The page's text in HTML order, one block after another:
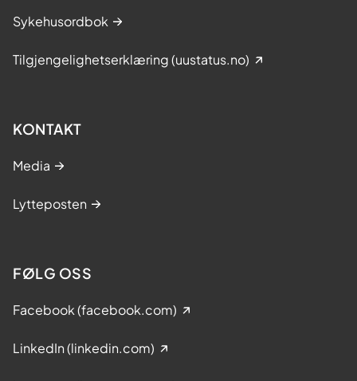
Sykehusordbok
Tilgjengelighetserklæring (uustatus.no)
KONTAKT
Media
Lytteposten
FØLG OSS
Facebook (facebook.com)
LinkedIn (linkedin.com)